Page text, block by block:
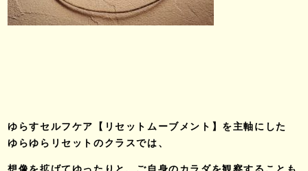
ゆらすセルフケア【リセットムーブメント】を主軸にした
ゆらゆらリセットのクラスでは、